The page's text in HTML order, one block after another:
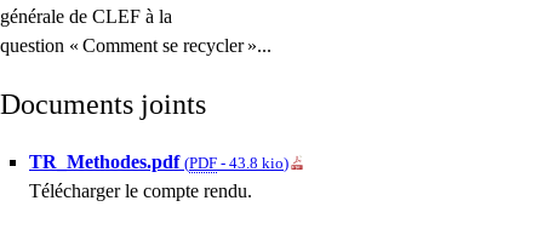
générale de CLEF à la
question « Comment se recycler »...
Documents joints
TR_Methodes.pdf (PDF - 43.8 kio)
Télécharger le compte rendu.